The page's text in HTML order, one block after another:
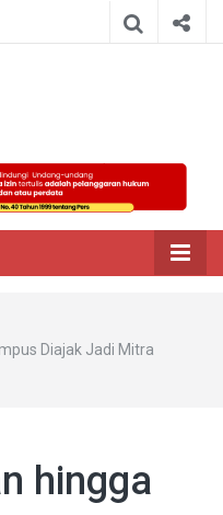
Diajak Jadi Mitra
hingga